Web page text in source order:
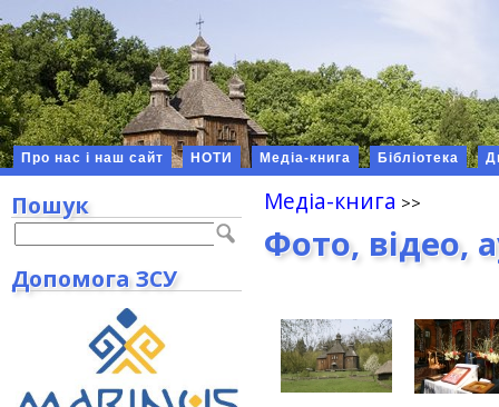
Про нас і наш сайт НОТИ Медіа-книга Бібліотека
Медіа-книга
Фото, відео,
Пошук
Допомога ЗСУ